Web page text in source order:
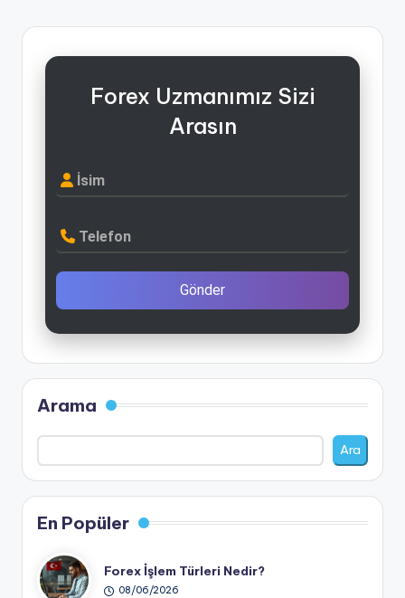
Forex Uzmanımız Sizi
Arasın
İsim
Telefon
Gönder
Arama
Ara
En Popüler
Forex İşlem Türleri Nedir?
08/06/2026